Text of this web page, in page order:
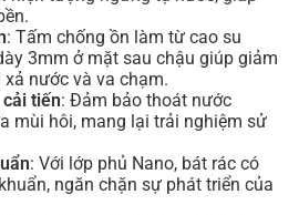
: Tấm chống ồn làm từ cao su
3mm ở mặt sau chậu giúp giảm
nước và va chạm.
cải tiến: Đảm bảo thoát nước
mùi hôi, mang lại trải nghiệm sử
: Với lớp phủ Nano, bát rác có
ngăn chặn sự phát triển của